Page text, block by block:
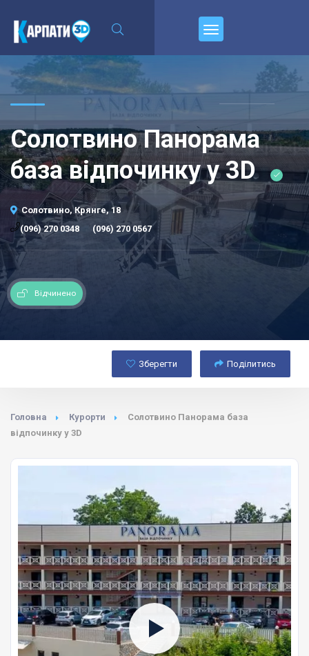
Солотвино Панорама
база відпочинку у 3D
Солотвино, Крянге, 18
(096) 270 0348
· (096) 270 0567
Відчинено
Зберегти Поділитись
Головна Курорти
Солотвино Панорама база
відпочинку у 3D